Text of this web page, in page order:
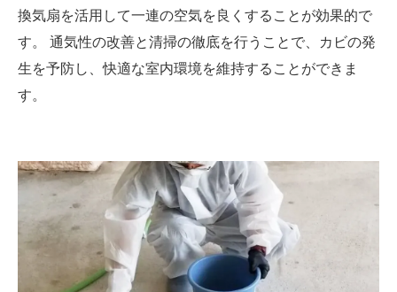
換気扇を活用して一連の空気を良くすることが効果的で
す。 通気性の改善と清掃の徹底を行うことで、カビの発
生を予防し、快適な室内環境を維持することができま
す。